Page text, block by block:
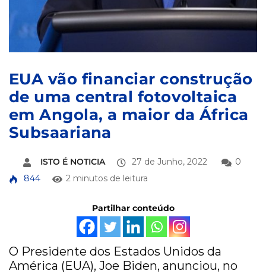
EUA vão financiar construção
de uma central fotovoltaica
em Angola, a maior da África
Subsaariana
ISTO É NOTICIA 27 de Junho, 2022
0
844
2 minutos de leitura
Partilhar conteúdo
O Presidente dos Estados Unidos da
América (EUA), Joe Biden, anunciou, no